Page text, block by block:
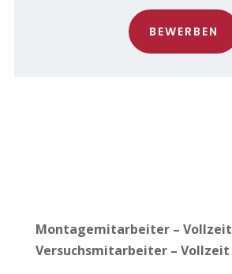
BEWERBEN
Montagemitarbeiter – Vollzeit
Versuchsmitarbeiter – Vollzeit